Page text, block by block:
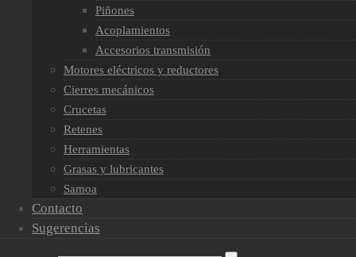
Piñones
Acoplamientos
Accesorios transmisión
Motores eléctricos y reductores
Cierres mecánicos
Crucetas
Retenes
Herramientas
Grasas y lubricantes
Samoa
Contacto
Sugerencias